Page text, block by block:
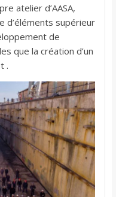
atelier d’AASA,
d’éléments supérieur
de
que la création d’un
.